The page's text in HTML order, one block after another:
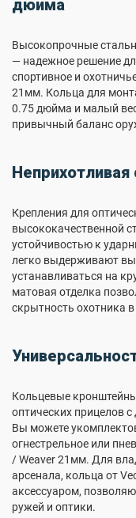
дюйма
Высокопрочные
— надежное решение
спортивное и
21мм. Кольца для
0.75 дюйма и малый
привычный баланс
Неприхотливая
Крепления для
высококачественной
устойчивостью к
легко выдерживают
устанавливаться на
матовая отделка
скрытность охотника
Кольцевые
оптических прицелов
Вы можете
огнестрельное или
/ Weaver 21мм. Для
арсенала, кольца от
аксессуаром,
ружей и оптики.